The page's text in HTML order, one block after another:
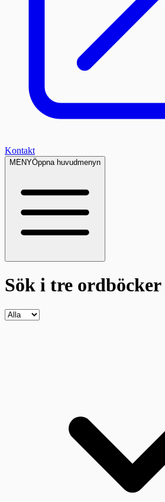
Kontakt
MENYÖppna huvudmenyn
Sök i tre ordböcker